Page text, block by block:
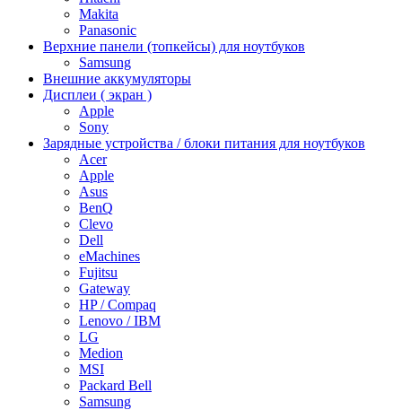
Makita
Panasonic
Верхние панели (топкейсы) для ноутбуков
Samsung
Внешние аккумуляторы
Дисплеи ( экран )
Apple
Sony
Зарядные устройства / блоки питания для ноутбуков
Acer
Apple
Asus
BenQ
Clevo
Dell
eMachines
Fujitsu
Gateway
HP / Compaq
Lenovo / IBM
LG
Medion
MSI
Packard Bell
Samsung